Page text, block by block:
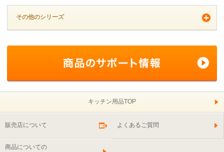
その他のシリーズ
キッチン用品TOP
販売店について よくあるご質問
商品についての